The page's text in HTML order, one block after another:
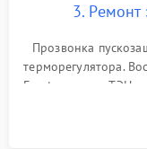
3. Ремонт
Прозвонка
терморегулятора.
Frost, включая ТЭН
платы